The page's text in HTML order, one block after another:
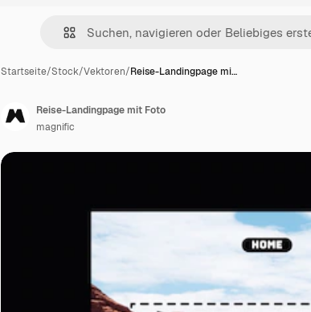
Startseite/Stock/Vektoren/Reise-Landingpage mi…
Reise-Landingpage mit Foto
magnific